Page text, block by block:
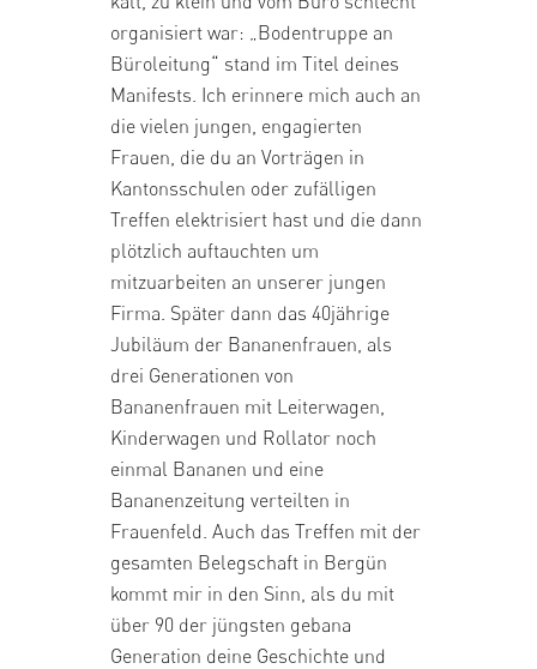
organisiert war: „Bodentruppe an
Büroleitung“ stand im Titel deines
Manifests. Ich erinnere mich auch an
die vielen jungen, engagierten
Frauen, die du an Vorträgen in
Kantonsschulen oder zufälligen
Treffen elektrisiert hast und die dann
plötzlich auftauchten um
mitzuarbeiten an unserer jungen
Firma. Später dann das 40jährige
Jubiläum der Bananenfrauen, als
drei Generationen von
Bananenfrauen mit Leiterwagen,
Kinderwagen und Rollator noch
einmal Bananen und eine
Bananenzeitung verteilten in
Frauenfeld. Auch das Treffen mit der
gesamten Belegschaft in Bergün
kommt mir in den Sinn, als du mit
über 90 der jüngsten gebana
Generation deine Geschichte und